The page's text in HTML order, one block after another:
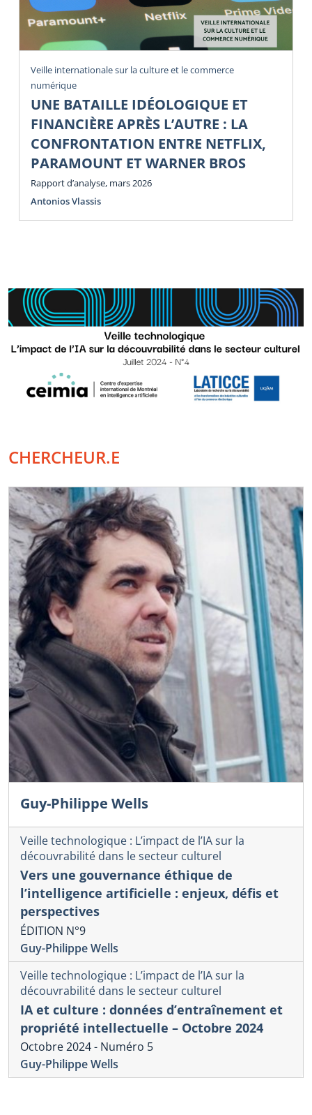
Veille internationale sur la culture et le commerce
numérique
UNE BATAILLE IDÉOLOGIQUE ET
FINANCIÈRE APRÈS L’AUTRE : LA
CONFRONTATION ENTRE NETFLIX,
PARAMOUNT ET WARNER BROS
Rapport d’analyse, mars 2026
Antonios Vlassis
CHERCHEUR.E
Guy-Philippe Wells
Veille technologique : L’impact de l’IA sur la
découvrabilité dans le secteur culturel
Vers une gouvernance éthique de
l’intelligence artificielle : enjeux, défis et
perspectives
ÉDITION N°9
Guy-Philippe Wells
Veille technologique : L’impact de l’IA sur la
découvrabilité dans le secteur culturel
IA et culture : données d’entraînement et
propriété intellectuelle – Octobre 2024
Octobre 2024 - Numéro 5
Guy-Philippe Wells